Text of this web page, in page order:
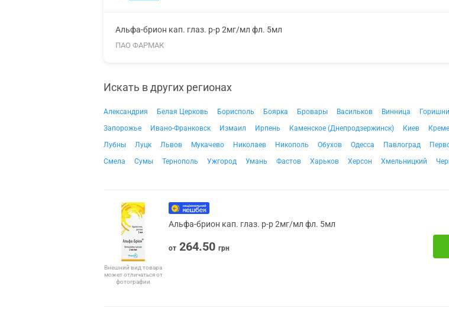
Альфа-брион кап. глаз. р-р 2мг/мл фл. 5мл
ПАО ФАРМАК
Искать в других регионах
Александрия Белая Церковь Борисполь Боярка Бровары Васильков Винница
Запорожье
Ивано-Франковск Измаил Ирпень Каменское (Днепродзержинск) Киев
Лубны
Луцк Львов Мукачево Николаев Никополь Обухов Одесса Павлоград
Смела
Сумы Тернополь Ужгород Умань Фастов Харьков Херсон Хмельницкий
Внешний вид товара
может отличаться от
фотографии
Альфа-брион кап. глаз. р-р 2мг/мл фл. 5мл
от 264.50 грн